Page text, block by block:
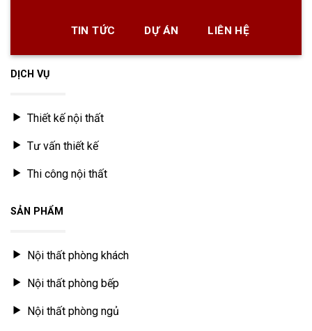
TIN TỨC DỰ ÁN LIÊN HỆ
DỊCH VỤ
Thiết kế nội thất
Tư vấn thiết kế
Thi công nội thất
SẢN PHẨM
Nội thất phòng khách
Nội thất phòng bếp
Nội thất phòng ngủ